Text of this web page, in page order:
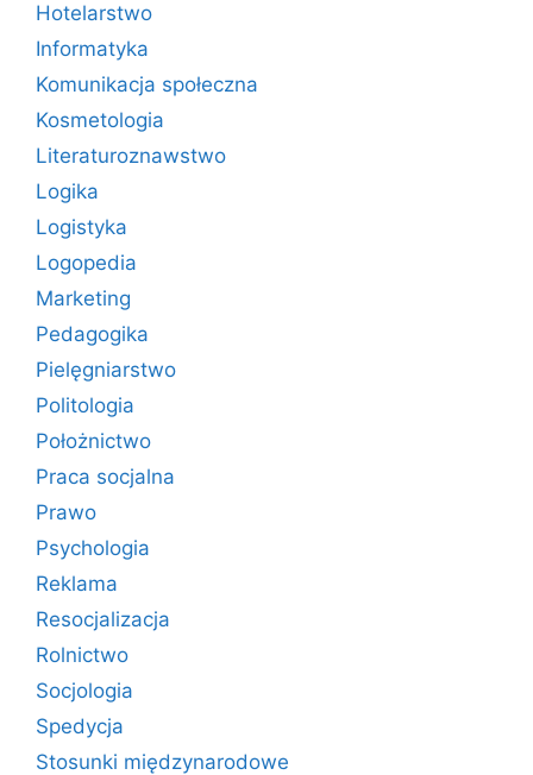
Hotelarstwo
Informatyka
Komunikacja społeczna
Kosmetologia
Literaturoznawstwo
Logika
Logistyka
Logopedia
Marketing
Pedagogika
Pielęgniarstwo
Politologia
Położnictwo
Praca socjalna
Prawo
Psychologia
Reklama
Resocjalizacja
Rolnictwo
Socjologia
Spedycja
Stosunki międzynarodowe